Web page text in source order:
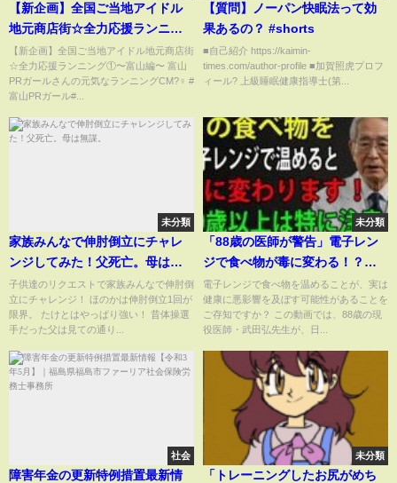
【新企画】全国ご当地アイドル
地元商店街☆全力応援ランニン
グ①〜富山編〜
【新企画】全国ご当地アイドル地元商店街
☆全力応援ランニング①〜富山編〜 富山
PRガールさんの元気なランニングCM?‍♀️ #
富山PRガール#...
【質問】ノーパン快眠法って効
果あるの？ #shorts
■自己紹介 https://kaimin-
times.com/author-profile ■加賀照虎プロフ
ィール? 上級睡眠健康指導士(第...
未分類
家族みんなで伸肘倒立にチャレ
ンジしてみた！父死亡。母は無
謀。
子供達のリクエストで家族みんなで伸肘倒
立にチャレンジ！ ほのかは伸肘倒立1回が
限界。 たけとはやっぱり強い！ 昔体操選
手だった父は見ての通り...
未分類
「88歳の医師が警告」電子レン
ジで食べ物が毒に変わる！？知
らずに続けていませんか｜高齢
者のための健康の知恵
電子レンジで食べ物を温めることが、実は
健康に悪影響を及ぼす可能性があることを
ご存知ですか？ この動画では、88歳の現
役医師・武田弘先生が、日...
社会
障害年金の更新特例措置最新情
未分類
「トレーニングしたお尻がめち